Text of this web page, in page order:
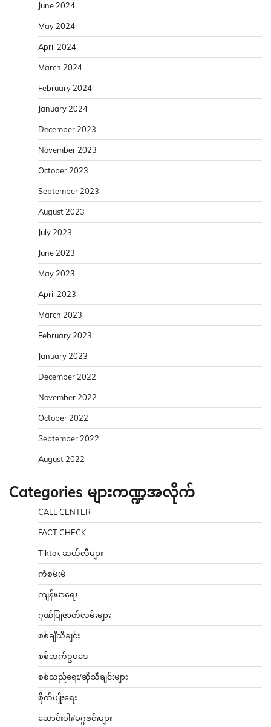
June 2024
May 2024
April 2024
March 2024
February 2024
January 2024
December 2023
November 2023
October 2023
September 2023
August 2023
July 2023
June 2023
May 2023
April 2023
March 2023
February 2023
January 2023
December 2022
November 2022
October 2022
September 2022
August 2022
Categories များကဏ္ဍအလိုက်
CALL CENTER
FACT CHECK
Tiktok ဆယ်လီများ
ကံစမ်းမဲ
ကျန်းမာရေး
ဂုဏ်ပြုဇာတ်လမ်းများ
စစ်ချီသီချင်း
စစ်ဘက်ဥပဒေ
စစ်သည်ရေး/ဆိုသီချင်းများ
စိုက်ပျိုးရေး
ဆောင်းပါး/မဂ္ဂဇင်းများ